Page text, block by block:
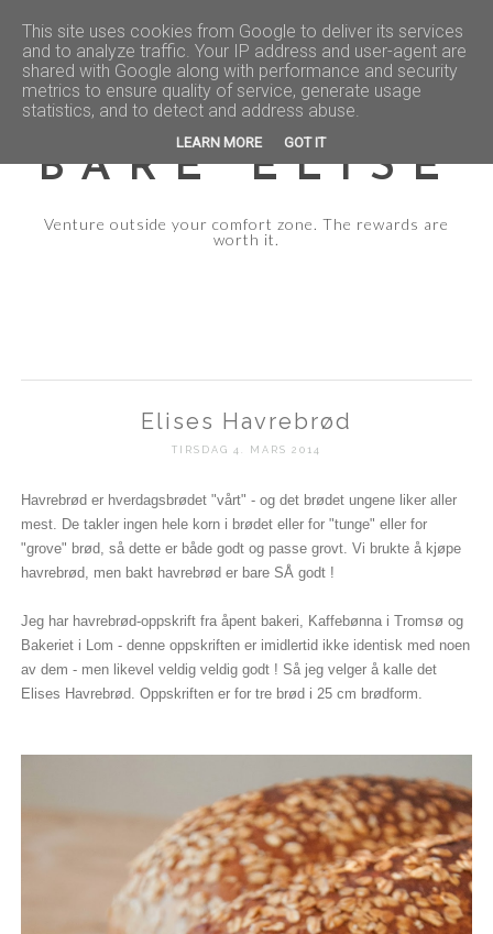
BARE ELISE
Venture outside your comfort zone. The rewards are
worth it.
Elises Havrebrød
TIRSDAG 4. MARS 2014
Havrebrød er hverdagsbrødet "vårt" - og det brødet ungene liker aller
mest. De takler ingen hele korn i brødet eller for "tunge" eller for
"grove" brød, så dette er både godt og passe grovt. Vi brukte å kjøpe
havrebrød, men bakt havrebrød er bare SÅ godt !
Jeg har havrebrød-oppskrift fra åpent bakeri, Kaffebønna i Tromsø og
Bakeriet i Lom - denne oppskriften er imidlertid ikke identisk med noen
av dem - men likevel veldig veldig godt ! Så jeg velger å kalle det
Elises Havrebrød. Oppskriften er for tre brød i 25 cm brødform.
This site uses cookies from Google to deliver its services
and to analyze traffic. Your IP address and user-agent are
shared with Google along with performance and security
metrics to ensure quality of service, generate usage
statistics, and to detect and address abuse.
LEARN MORE GOT IT